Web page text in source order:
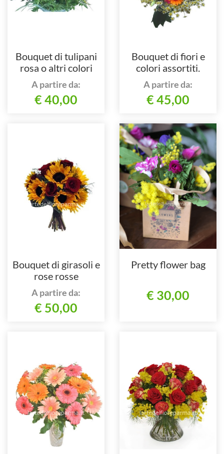
Bouquet di tulipani
rosa o altri colori
secondo disponibilità
stagionale e del
negozio
A partire da:
€ 40,00
Bouquet di fiori e
colori assortiti.
A partire da:
€ 45,00
Bouquet di girasoli e
rose rosse
A partire da:
€ 50,00
Pretty flower bag
€ 30,00